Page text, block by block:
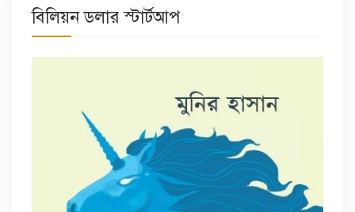
বিলিয়ন ডলার স্টার্টআপ